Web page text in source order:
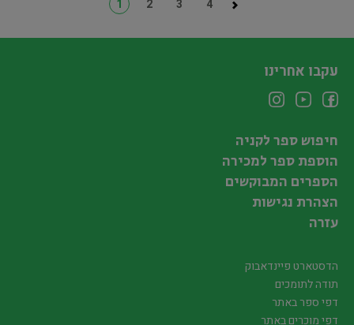
1 2 3 4
עקבו אחרינו
חיפוש ספר לקניה
הוספת ספר למכירה
הספרים המבוקשים
הצהרת נגישות
עזרה
הדסטארט פיינדאבוק
תודה לתומכים
דפי ספר באתר
דפי מוכרים באתר